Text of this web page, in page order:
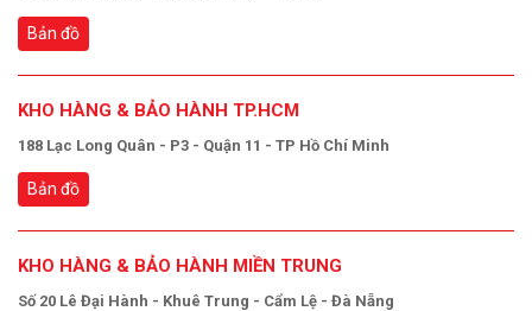
Bản đồ
KHO HÀNG & BẢO HÀNH TP.HCM
188 Lạc Long Quân - P3 - Quận 11 - TP Hồ Chí Minh
Bản đồ
KHO HÀNG & BẢO HÀNH MIỀN TRUNG
Số 20 Lê Đại Hành - Khuê Trung - Cẩm Lệ - Đà Nẵng